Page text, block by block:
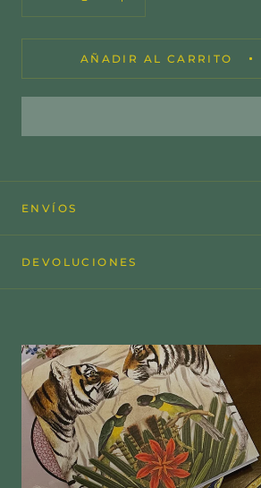
AÑADIR AL CARRITO
ENVÍOS
DEVOLUCIONES